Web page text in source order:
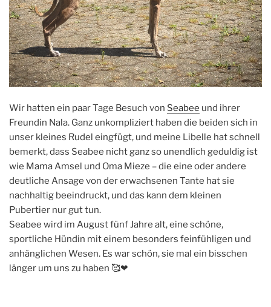
Wir hatten ein paar Tage Besuch von Seabee und ihrer
Freundin Nala. Ganz unkompliziert haben die beiden sich in
unser kleines Rudel eingfügt, und meine Libelle hat schnell
bemerkt, dass Seabee nicht ganz so unendlich geduldig ist
wie Mama Amsel und Oma Mieze – die eine oder andere
deutliche Ansage von der erwachsenen Tante hat sie
nachhaltig beeindruckt, und das kann dem kleinen
Pubertier nur gut tun.
Seabee wird im August fünf Jahre alt, eine schöne,
sportliche Hündin mit einem besonders feinfühligen und
anhänglichen Wesen. Es war schön, sie mal ein bisschen
länger um uns zu haben 🥰❤